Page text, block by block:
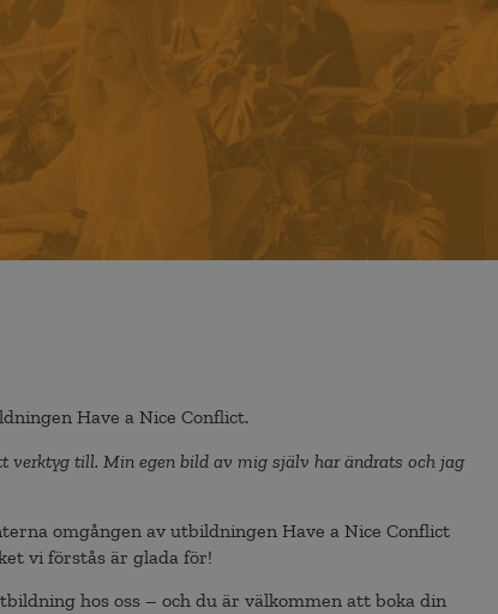
Have a Nice Conflict.
verktyg till. Min egen bild av mig själv har ändrats och jag
omgången av utbildningen Have a Nice Conflict
vi förstås är glada för!
hos oss – och du är välkommen att boka din